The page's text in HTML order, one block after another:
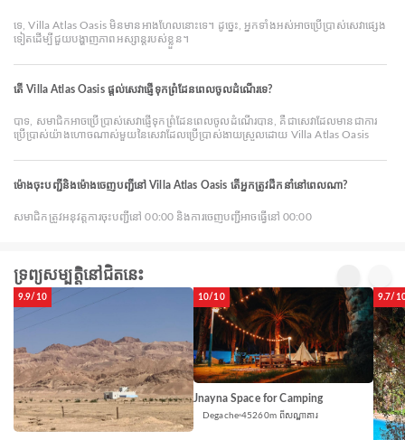
ទេ, Villa Atlas Oasis មិនមានអាងហែលនោះទេ។ ដូច្នេះ, អ្នកទាំងអស់អាចប្រើប្រាស់សេវាផ្សេង
ទៀតដើម្បីជួយបង្ហាញភាពអស្សាន្ដរបស់ខ្លួន។
តើ Villa Atlas Oasis ផ្តល់សេវាផ្ញើទុកព្រំដែនពេលចូលដំណើរទេ?
បាទ, សមាជិកអាចប្រើប្រាស់សេវាផ្ញើទុកព្រំដែនពេលចូលដំណើរបាន, គឺជាសេវាដែលមានជាការ
ប្រើប្រាស់យ៉ាងហោចណាស់មួយនៃសេវាដែលប្រើប្រាស់ងាយស្រួលដោយ Villa Atlas Oasis
ម៉ោងចុះបញ្ជីនិងម៉ោងចេញបញ្ជីនៅ Villa Atlas Oasis តើអ្នកត្រូវដឹកនាំនៅពេលណា?
សមាជិកត្រូវអនុវត្តការចុះបញ្ជីនៅ 00:00 និងការចេញបញ្ជីអាចធ្វើនៅ 00:00
ទ្រព្យសម្បត្តិនៅជិតនេះ
9.9/10 10/10
Jnayna Space for Camping
Degache 45260m ពីសណ្ឋាគារ
9.7/